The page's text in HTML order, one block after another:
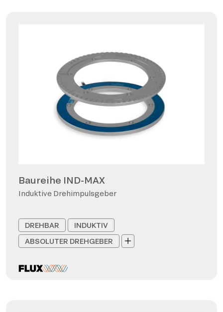
Baureihe IND-MAX
Induktive Drehimpulsgeber
DREHBAR
INDUKTIV
ABSOLUTER DREHGEBER